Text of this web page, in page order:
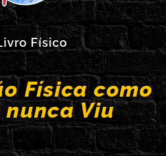
Físico
Física como
nunca Viu